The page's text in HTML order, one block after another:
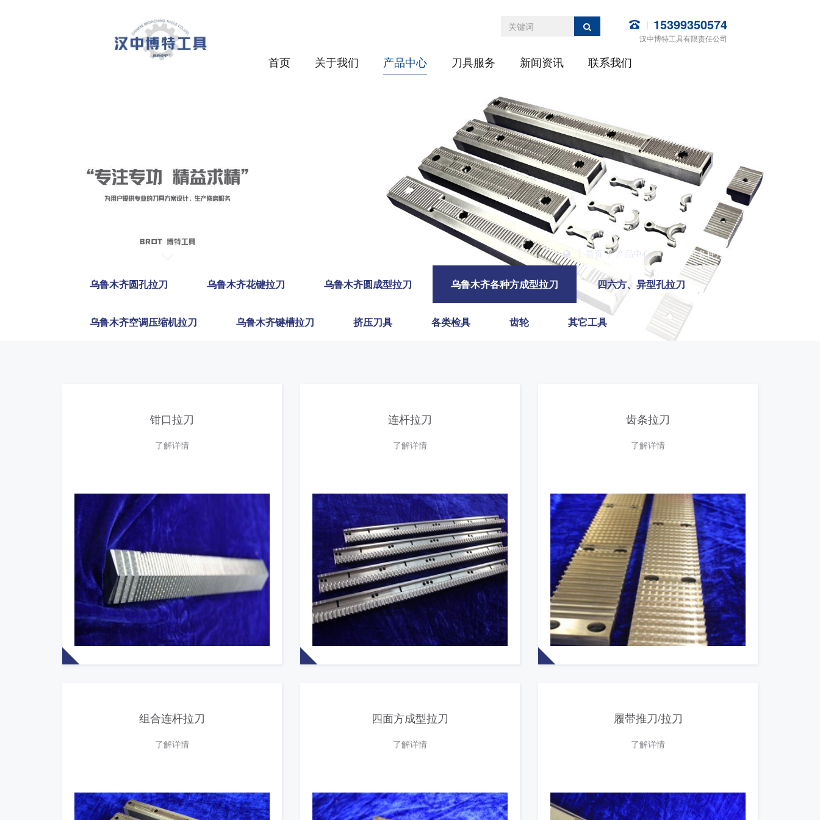
15399350574
汉中博特工具有限责任公司
首页 关于我们 产品中心 刀具服务 新闻资讯 联系我们
首页 / 产品中心 / 乌鲁木齐各种方成型拉刀
乌鲁木齐圆孔拉刀 乌鲁木齐花键拉刀 乌鲁木齐圆成型拉刀 乌鲁木齐各种方成型拉刀 四六方、异型孔拉刀
乌鲁木齐空调压缩机拉刀 乌鲁木齐键槽拉刀 挤压刀具 各类检具 齿轮 其它工具
钳口拉刀
了解详情
连杆拉刀
了解详情
齿条拉刀
了解详情
组合连杆拉刀
了解详情
四面方成型拉刀
了解详情
履带推刀/拉刀
了解详情